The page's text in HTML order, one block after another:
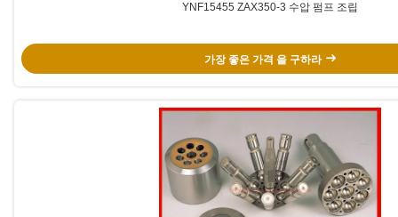
YNF15455 ZAX350-3 수압 펌프 조립
가장 좋은 가격 을 구하라